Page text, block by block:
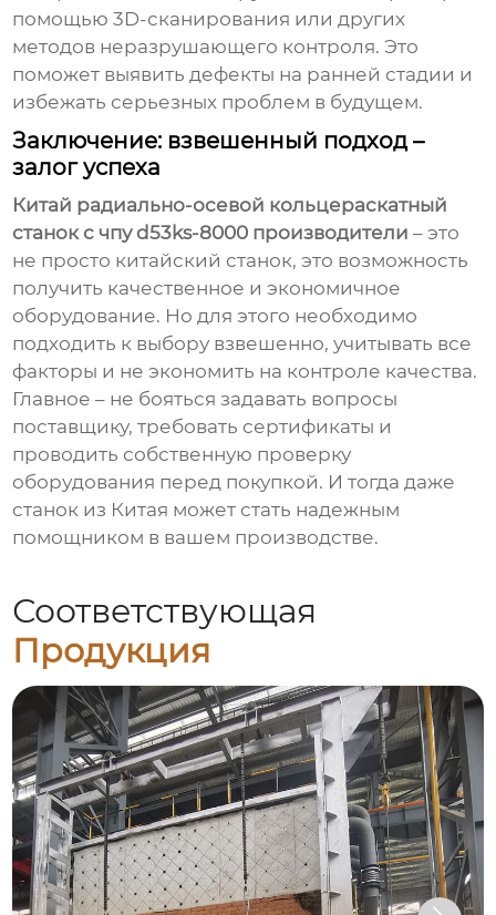
помощью 3D-сканирования или других
методов неразрушающего контроля. Это
поможет выявить дефекты на ранней стадии и
избежать серьезных проблем в будущем.
Заключение: взвешенный подход –
залог успеха
Китай радиально-осевой кольцераскатный
станок с чпу d53ks-8000 производители – это
не просто китайский станок, это возможность
получить качественное и экономичное
оборудование. Но для этого необходимо
подходить к выбору взвешенно, учитывать все
факторы и не экономить на контроле качества.
Главное – не бояться задавать вопросы
поставщику, требовать сертификаты и
проводить собственную проверку
оборудования перед покупкой. И тогда даже
станок из Китая может стать надежным
помощником в вашем производстве.
Соответствующая
Продукция